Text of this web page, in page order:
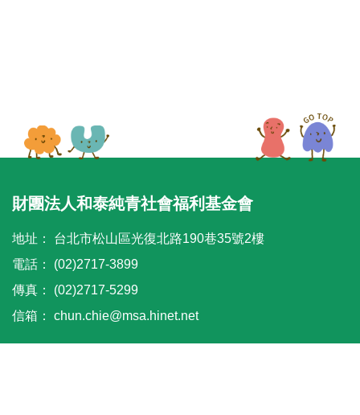
財團法人和泰純青社會福利基金會
地址：
台北市松山區光復北路190巷35號2樓
電話：
(02)2717-3899
傳真：
(02)2717-5299
信箱：
chun.chie@msa.hinet.net